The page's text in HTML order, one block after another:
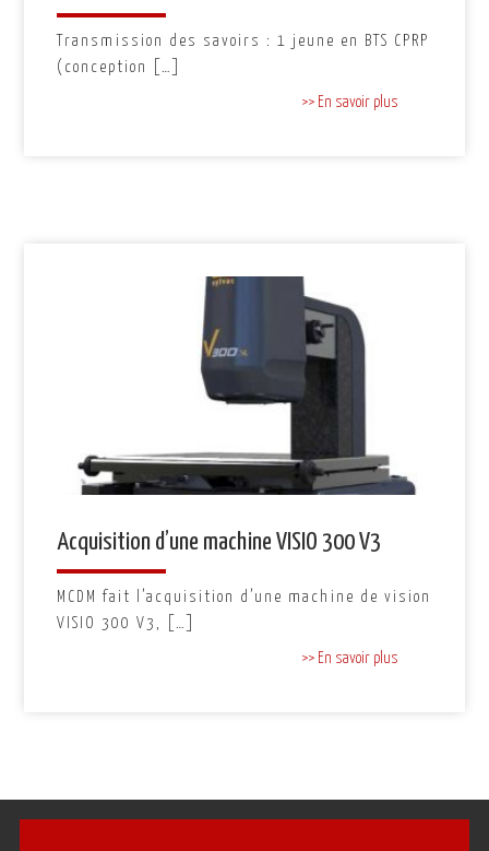
Transmission des savoirs : 1 jeune en BTS CPRP
(conception […]
>> En savoir plus
Acquisition d’une machine VISIO 300 V3
MCDM fait l’acquisition d’une machine de vision
VISIO 300 V3, […]
>> En savoir plus